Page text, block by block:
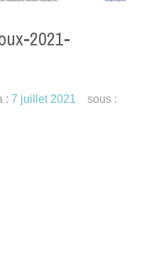
2021-
: 7 juillet 2021 sous :